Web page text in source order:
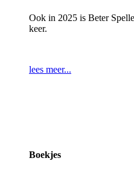
Ook in 2025 is Beter
keer.
lees meer...
Boekjes